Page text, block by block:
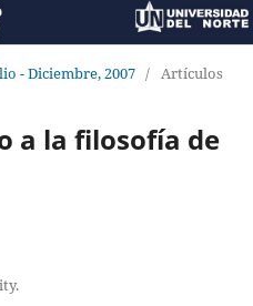
- Diciembre, 2007 / Artículos
a la filosofía de